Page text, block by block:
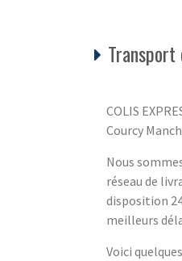
Transport
COLIS
Courcy
Nous
réseau de
disposition
meilleurs
Voici